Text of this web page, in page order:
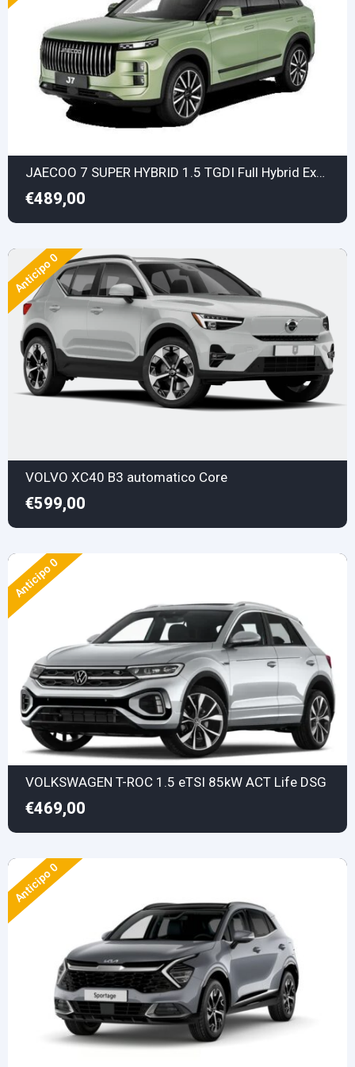
JAECOO 7 SUPER HYBRID 1.5 TGDI Full Hybrid Exclusive
€489,00
Anticipo 0
VOLVO XC40 B3 automatico Core
€599,00
Anticipo 0
VOLKSWAGEN T-ROC 1.5 eTSI 85kW ACT Life DSG
€469,00
Anticipo 0